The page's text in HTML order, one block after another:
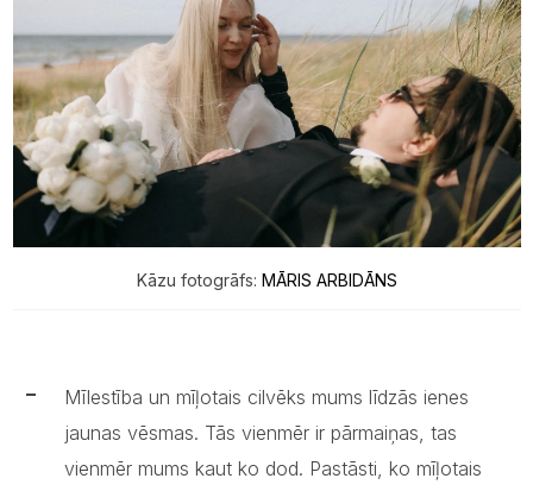
Kāzu fotogrāfs: MĀRIS ARBIDĀNS
Mīlestība un mīļotais cilvēks mums līdzās ienes
jaunas vēsmas. Tās vienmēr ir pārmaiņas, tas
vienmēr mums kaut ko dod. Pastāsti, ko mīļotais